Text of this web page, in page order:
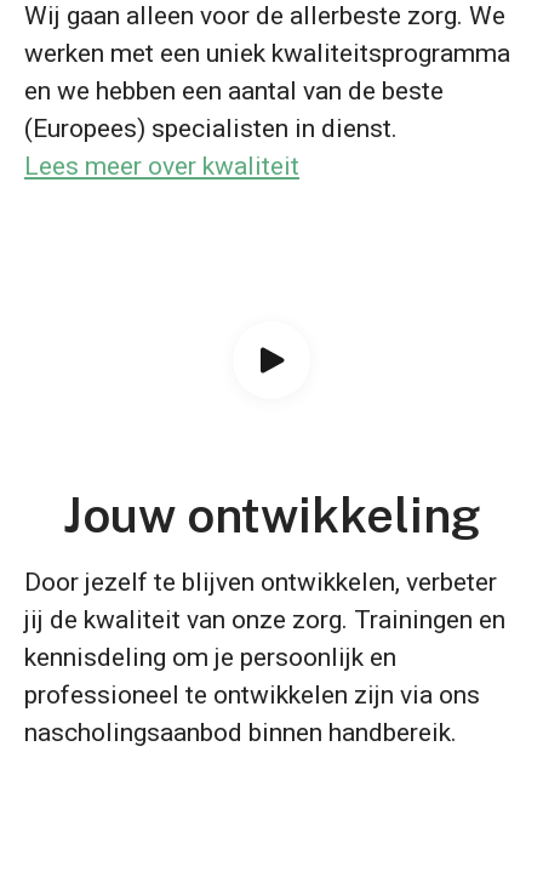
Wij gaan alleen voor de allerbeste zorg. We
werken met een uniek kwaliteitsprogramma
en we hebben een aantal van de beste
(Europees) specialisten in dienst.
Lees meer over kwaliteit
Jouw ontwikkeling
Door jezelf te blijven ontwikkelen, verbeter
jij de kwaliteit van onze zorg. Trainingen en
kennisdeling om je persoonlijk en
professioneel te ontwikkelen zijn via ons
nascholingsaanbod binnen handbereik.